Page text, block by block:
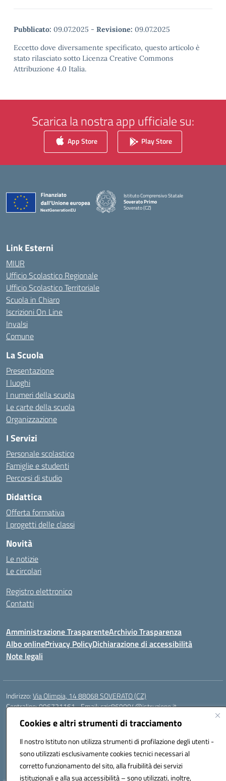
Cookies e altri strumenti di tracciamento
Il nostro Istituto non utilizza strumenti di profilazione degli utenti -
sono utilizzati esclusivamente cookies tecnici necessari al
corretto funzionamento del sito, alla fruibilità dei servizi
istituzionali e alla sua accessibilità – sono utilizzati, inoltre,
Pubblicato: 09.07.2025 - Revisione: 09.07.2025
Eccetto dove diversamente specificato, questo articolo è
stato rilasciato sotto Licenza Creative Commons
Attribuzione 4.0 Italia.
Scarica la nostra app ufficiale su:
App Store Play Store
Istituto Comprensivo Statale
Soverato Primo
Soverato (CZ)
Link Esterni
MIUR
Ufficio Scolastico Regionale
Ufficio Scolastico Territoriale
Scuola in Chiaro
Iscrizioni On Line
Invalsi
Comune
La Scuola
Presentazione
I luoghi
I numeri della scuola
Le carte della scuola
Organizzazione
I Servizi
Personale scolastico
Famiglie e studenti
Percorsi di studio
Didattica
Offerta formativa
I progetti delle classi
Novità
Le notizie
Le circolari
Registro elettronico
Contatti
Amministrazione TrasparenteArchivio Trasparenza
Albo onlinePrivacy PolicyDichiarazione di accessibilità
Note legali
Indirizzo:Via Olimpia, 14 88068 SOVERATO (CZ)
Centralino:096721161 Email:czic869004@istruzione.it
Codice meccanografico:CZIC869004
Codice unico di fatturazione (CUF): UFKGA0